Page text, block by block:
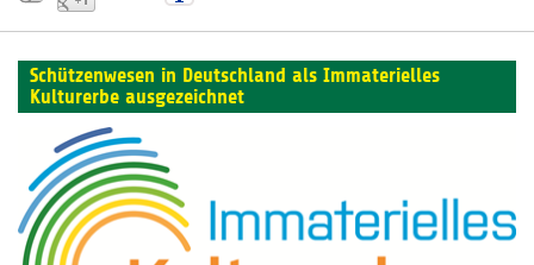
Schützenwesen in Deutschland als Immaterielles
Kulturerbe ausgezeichnet